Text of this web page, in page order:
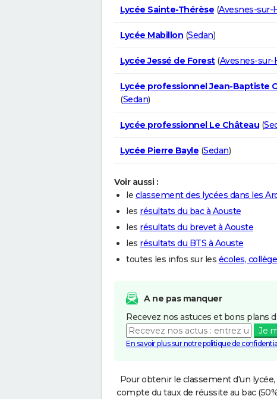
Lycée Sainte-Thérèse (Avesnes-sur-
Lycée Mabillon (Sedan)
Lycée Jessé de Forest(Avesnes-sur-
Lycée professionnel Jean-Baptiste
(Sedan)
Lycée professionnel Le Château (
Lycée Pierre Bayle (Sedan)
Voir aussi :
le classement des lycées dans les
les résultats du bac à Aouste
les résultats du brevet à Aouste
les résultats du BTS à Aouste
toutes les infos sur les écoles,
A ne pas manquer
Recevez nos astuces et bons plans
Je
En savoir plus sur notre politique de
Pour obtenir le classement d'un
compte du taux de réussite au bac